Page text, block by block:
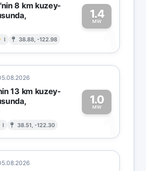
8 km kuzey-
I 38.88, -122.98
1.4
MW
1
13 km kuzey-
I 38.51, -122.30
1.0
MW
1